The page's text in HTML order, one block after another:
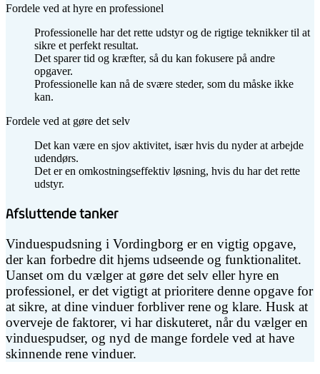
Fordele ved at hyre en professionel
Professionelle har det rette udstyr og de rigtige teknikker til at
sikre et perfekt resultat.
Det sparer tid og kræfter, så du kan fokusere på andre
opgaver.
Professionelle kan nå de svære steder, som du måske ikke
kan.
Fordele ved at gøre det selv
Det kan være en sjov aktivitet, især hvis du nyder at arbejde
udendørs.
Det er en omkostningseffektiv løsning, hvis du har det rette
udstyr.
Afsluttende tanker
Vinduespudsning i Vordingborg er en vigtig opgave,
der kan forbedre dit hjems udseende og funktionalitet.
Uanset om du vælger at gøre det selv eller hyre en
professionel, er det vigtigt at prioritere denne opgave for
at sikre, at dine vinduer forbliver rene og klare. Husk at
overveje de faktorer, vi har diskuteret, når du vælger en
vinduespudser, og nyd de mange fordele ved at have
skinnende rene vinduer.